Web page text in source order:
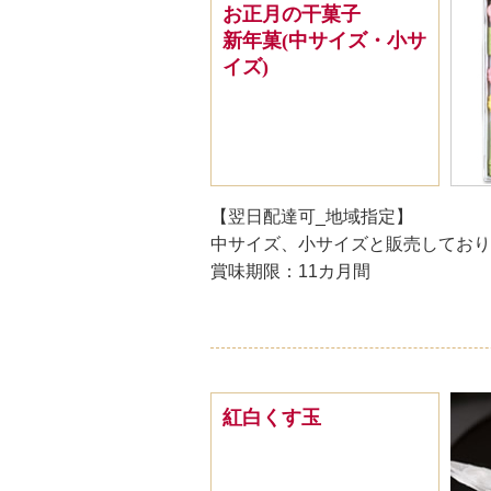
お正月の干菓子
新年菓(中サイズ・小サ
イズ)
【翌日配達可_地域指定】
中サイズ、小サイズと販売してお
賞味期限：11カ月間
紅白くす玉